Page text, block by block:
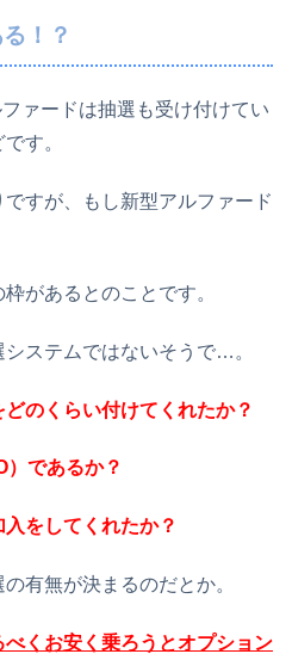
！？
ァードは抽選も受け付けてい
す。
すが、もし新型アルファード
があるとのことです。
ステムではないそうで…。
どのくらい付けてくれたか？
）であるか？
入をしてくれたか？
有無が決まるのだとか。
くお安く乗ろうとオプション